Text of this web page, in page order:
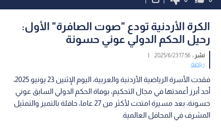
الكرة الأردنية تودع "صوت الصافرة" الأول:
رحيل الحكم الدولي عوني حسونة
نشر :17:56 2025/6/23
|
رياضة
فقدت الأسرة الرياضية الأردنية والعربية، اليوم الإثنين 23 يونيو 2025،
أحد أبرز أعمدتها في مجال التحكيم، بوفاة الحكم الدولي السابق عوني
حسونة، بعد مسيرة امتدت لأكثر من 27 عاما، حافلة بالتميز والتمثيل
المشرف في المحافل العالمية.